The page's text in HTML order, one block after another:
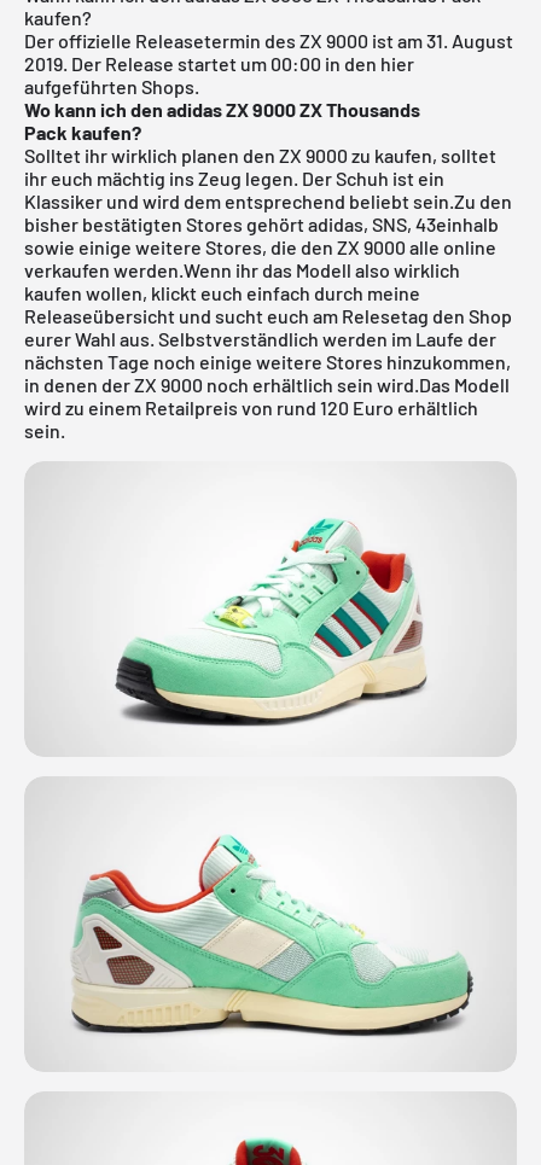
kaufen?
Der offizielle Releasetermin des ZX 9000 ist am 31. August
2019. Der Release startet um 00:00 in den hier
aufgeführten Shops.
Wo kann ich den adidas ZX 9000 ZX Thousands
Pack kaufen?
Solltet ihr wirklich planen den ZX 9000 zu kaufen, solltet
ihr euch mächtig ins Zeug legen. Der Schuh ist ein
Klassiker und wird dem entsprechend beliebt sein.Zu den
bisher bestätigten Stores gehört adidas, SNS, 43einhalb
sowie einige weitere Stores, die den ZX 9000 alle online
verkaufen werden.Wenn ihr das Modell also wirklich
kaufen wollen, klickt euch einfach durch meine
Releaseübersicht und sucht euch am Relesetag den Shop
eurer Wahl aus. Selbstverständlich werden im Laufe der
nächsten Tage noch einige weitere Stores hinzukommen,
in denen der ZX 9000 noch erhältlich sein wird.Das Modell
wird zu einem Retailpreis von rund 120 Euro erhältlich
sein.